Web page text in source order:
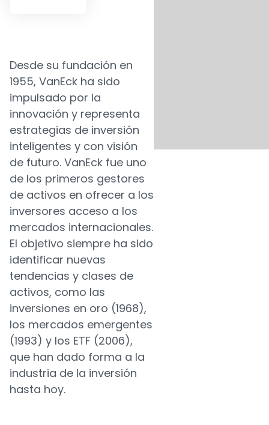
Desde su fundación en
1955, VanEck ha sido
impulsado por la
innovación y representa
estrategias de inversión
inteligentes y con visión
de futuro. VanEck fue uno
de los primeros gestores
de activos en ofrecer a los
inversores acceso a los
mercados internacionales.
El objetivo siempre ha sido
identificar nuevas
tendencias y clases de
activos, como las
inversiones en oro (1968),
los mercados emergentes
(1993) y los ETF (2006),
que han dado forma a la
industria de la inversión
hasta hoy.